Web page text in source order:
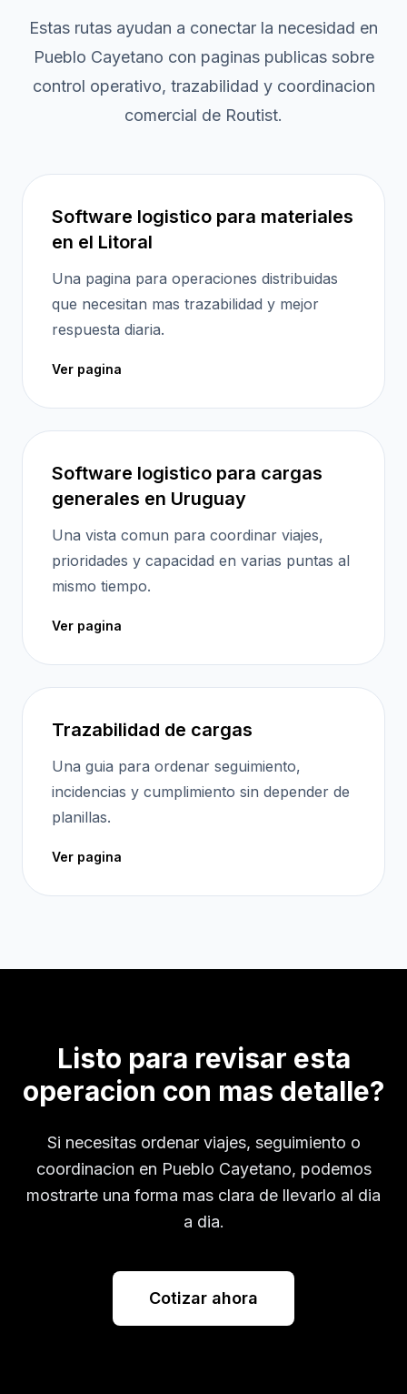
Estas rutas ayudan a conectar la necesidad en
Pueblo Cayetano con paginas publicas sobre
control operativo, trazabilidad y coordinacion
comercial de Routist.
Software logistico para materiales
en el Litoral
Una pagina para operaciones distribuidas
que necesitan mas trazabilidad y mejor
respuesta diaria.
Ver pagina
Software logistico para cargas
generales en Uruguay
Una vista comun para coordinar viajes,
prioridades y capacidad en varias puntas al
mismo tiempo.
Ver pagina
Trazabilidad de cargas
Una guia para ordenar seguimiento,
incidencias y cumplimiento sin depender de
planillas.
Ver pagina
Listo para revisar esta
operacion con mas detalle?
Si necesitas ordenar viajes, seguimiento o
coordinacion en Pueblo Cayetano, podemos
mostrarte una forma mas clara de llevarlo al dia
a dia.
Cotizar ahora